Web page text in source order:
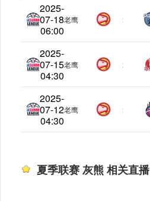
2025-
07-18
06:00
夏季联赛
老鹰 :
2025-
07-15
04:30
夏季联赛
老鹰 :
2025-
07-12
04:30
夏季联赛
老鹰 :
夏季联赛 灰熊 相关直播